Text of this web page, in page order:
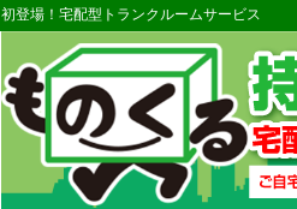
初登場！宅配型トランクルームサービス